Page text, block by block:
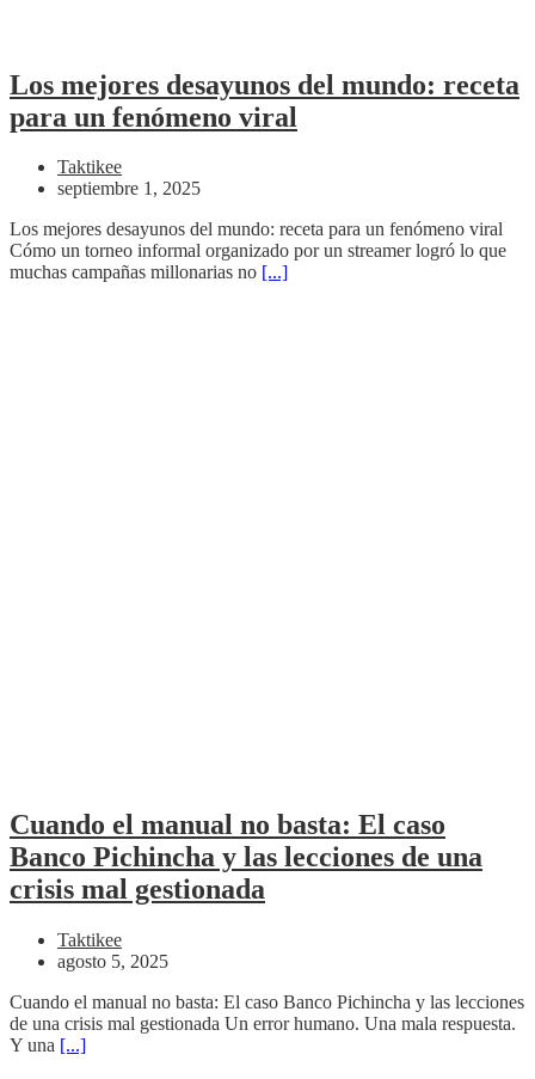
Los mejores desayunos del mundo: receta
para un fenómeno viral
Taktikee
septiembre 1, 2025
Los mejores desayunos del mundo: receta para un fenómeno viral
Cómo un torneo informal organizado por un streamer logró lo que
muchas campañas millonarias no [...]
Cuando el manual no basta: El caso
Banco Pichincha y las lecciones de una
crisis mal gestionada
Taktikee
agosto 5, 2025
Cuando el manual no basta: El caso Banco Pichincha y las lecciones
de una crisis mal gestionada Un error humano. Una mala respuesta.
Y una [...]